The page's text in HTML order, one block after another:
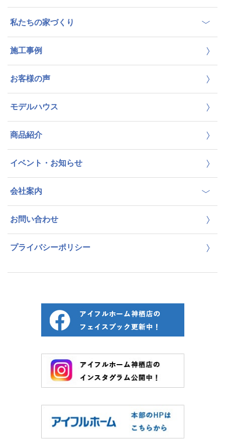
私たちの家づくり
施工事例
お客様の声
モデルハウス
商品紹介
イベント・お知らせ
会社案内
お問い合わせ
プライバシーポリシー